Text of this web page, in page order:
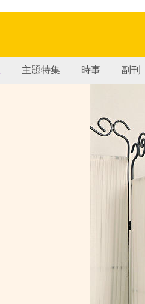
主題特集 時事 副刊